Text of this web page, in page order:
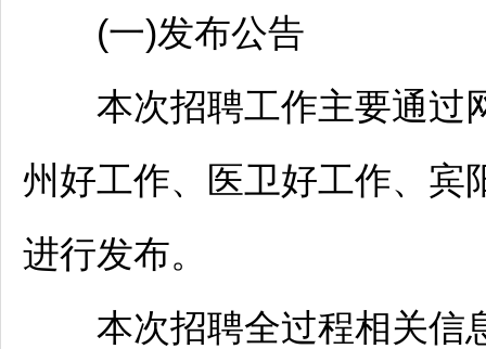
(一)发布公告
本次招聘工作主要通过
州好工作、医卫好工作、宾
进行发布。
本次招聘全过程相关信